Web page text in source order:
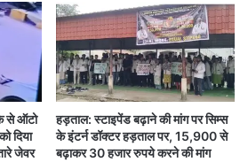
से ऑटो
दिया
जेवर
हड़ताल: स्टाइपेंड बढ़ाने की मांग पर सिम्स
के इंटर्न डॉक्टर हड़ताल पर, 15,900 से
बढ़ाकर 30 हजार रुपये करने की मांग